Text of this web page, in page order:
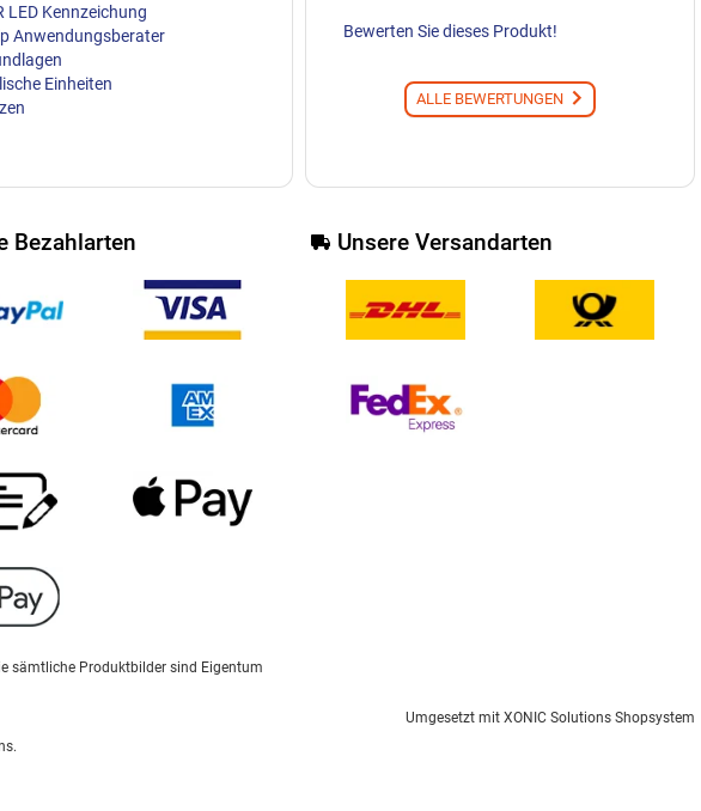
LED Kennzeichung
Anwendungsberater
Einheiten
Bewerten Sie dieses Produkt!
ALLE BEWERTUNGEN
Bezahlarten Unsere Versandarten
sämtliche Produktbilder sind Eigentum
Umgesetzt mit XONIC Solutions Shopsystem